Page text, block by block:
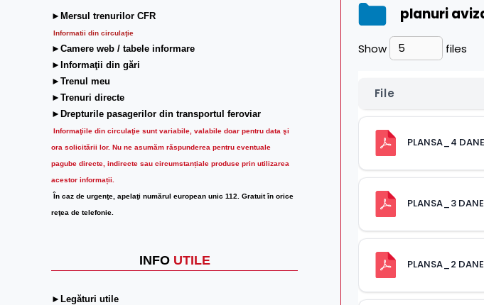
►Mersul trenurilor CFR
Informatii din circulaţie
►Camere web / tabele informare
►Informaţii din gări
►Trenul meu
►Trenuri directe
►Drepturile pasagerilor din transportul feroviar
Informaţiile din circulaţie sunt variabile, valabile doar pentru data şi
ora solicitării lor. Nu ne asumăm răspunderea pentru eventuale
pagube directe, indirecte sau circumstanțiale produse prin utilizarea
acestor informații.
În caz de urgenţe, apelaţi numărul european unic 112. Gratuit în orice
reţea de telefonie.
INFO UTILE
►Legături utile
planuri
Show files
File
PLANSA_4
PLANSA_3
PLANSA_2